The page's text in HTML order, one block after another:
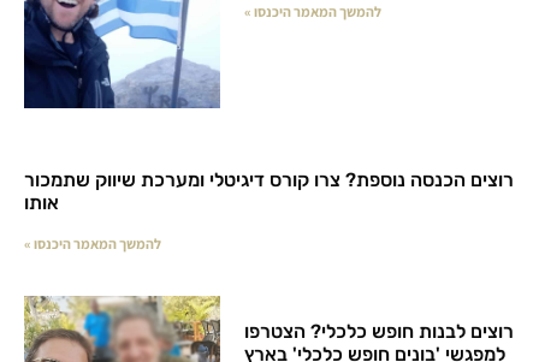
להמשך המאמר היכנסו »
רוצים הכנסה נוספת? צרו קורס דיגיטלי ומערכת שיווק שתמכור
אותו
להמשך המאמר היכנסו »
רוצים לבנות חופש כלכלי? הצטרפו
למפגשי 'בונים חופש כלכלי' בארץ